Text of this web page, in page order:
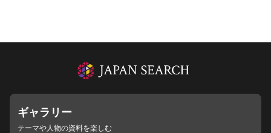
ギャラリー
テーマや人物の資料を楽しむ